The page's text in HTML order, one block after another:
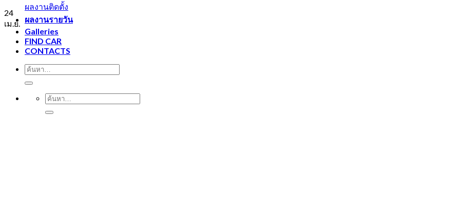
ผลงานติดตั้ง
ผลงานรายวัน
Galleries
FIND CAR
CONTACTS
24
เม.ย.